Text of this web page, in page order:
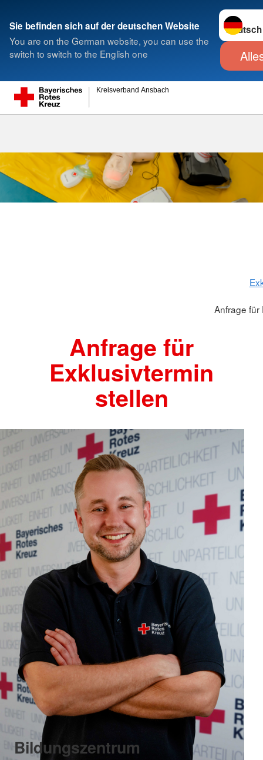
Sie befinden sich auf der deutschen Website
You are on the German website, you can use the
switch to switch to the English one
Sprache
Kreisverband Ansbach
Suche
Anfrage für
Anfrage für
Exklusivtermin
stellen
Bildungszentrum